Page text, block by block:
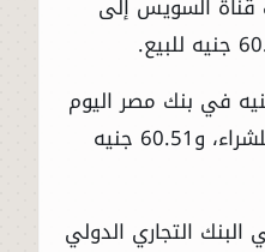
في بنك مصر اليوم
فوصل إلى 60.23 جنيه للشراء، و60.51 جنيه
التجاري الدولي